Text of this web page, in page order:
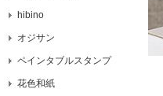
hibino
オジサン
ペインタブルスタンプ
花色和紙